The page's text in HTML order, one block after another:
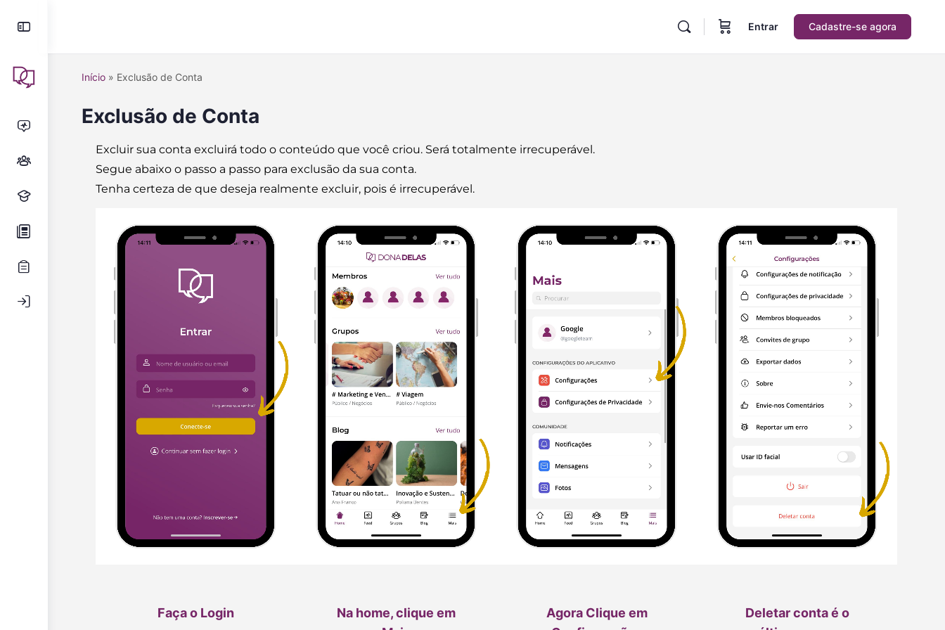
Entrar Cadastre-se agora
Início » Exclusão de Conta
Exclusão de Conta
Excluir sua conta excluirá todo o conteúdo que você criou. Será totalmente irrecuperável.
Segue abaixo o passo a passo para exclusão da sua conta.
Tenha certeza de que deseja realmente excluir, pois é irrecuperável.
Faça o Login
Na home, clique em
Agora Clique em
Deletar conta é o